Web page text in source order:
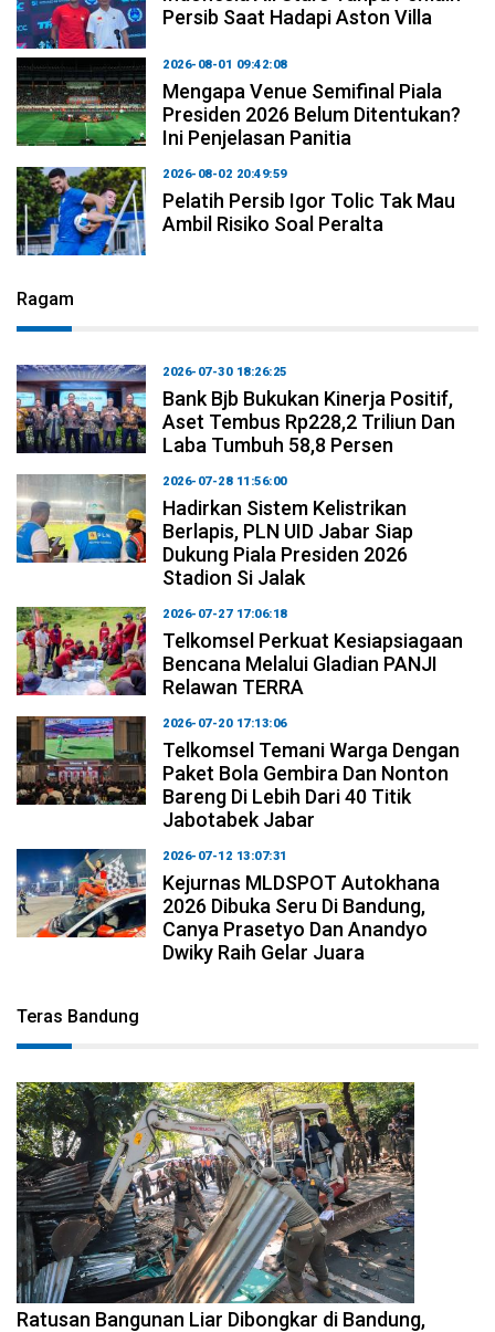
Persib Saat Hadapi Aston Villa
2026-08-01 09:42:08
Mengapa Venue Semifinal Piala
Presiden 2026 Belum Ditentukan?
Ini Penjelasan Panitia
2026-08-02 20:49:59
Pelatih Persib Igor Tolic Tak Mau
Ambil Risiko Soal Peralta
Ragam
2026-07-30 18:26:25
Bank Bjb Bukukan Kinerja Positif,
Aset Tembus Rp228,2 Triliun Dan
Laba Tumbuh 58,8 Persen
2026-07-28 11:56:00
Hadirkan Sistem Kelistrikan
Berlapis, PLN UID Jabar Siap
Dukung Piala Presiden 2026
Stadion Si Jalak
2026-07-27 17:06:18
Telkomsel Perkuat Kesiapsiagaan
Bencana Melalui Gladian PANJI
Relawan TERRA
2026-07-20 17:13:06
Telkomsel Temani Warga Dengan
Paket Bola Gembira Dan Nonton
Bareng Di Lebih Dari 40 Titik
Jabotabek Jabar
2026-07-12 13:07:31
Kejurnas MLDSPOT Autokhana
2026 Dibuka Seru Di Bandung,
Canya Prasetyo Dan Anandyo
Dwiky Raih Gelar Juara
Teras Bandung
2026-08-06 17:34:08
Ratusan Bangunan Liar Dibongkar di Bandung,